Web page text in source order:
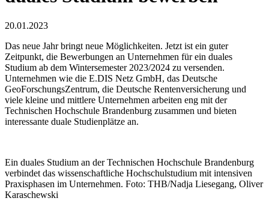
20.01.2023
Das neue Jahr bringt neue Möglichkeiten. Jetzt ist ein guter
Zeitpunkt, die Bewerbungen an Unternehmen für ein duales
Studium ab dem Wintersemester 2023/2024 zu versenden.
Unternehmen wie die E.DIS Netz GmbH, das Deutsche
GeoForschungsZentrum, die Deutsche Rentenversicherung und
viele kleine und mittlere Unternehmen arbeiten eng mit der
Technischen Hochschule Brandenburg zusammen und bieten
interessante duale Studienplätze an.
Ein duales Studium an der Technischen Hochschule Brandenburg
verbindet das wissenschaftliche Hochschulstudium mit intensiven
Praxisphasen im Unternehmen. Foto: THB/Nadja Liesegang, Oliver
Karaschewski